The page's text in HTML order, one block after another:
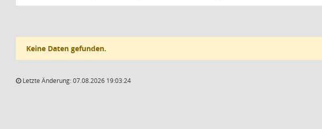
Keine Daten gefunden.
Letzte Änderung: 07.08.2026 19:03:24